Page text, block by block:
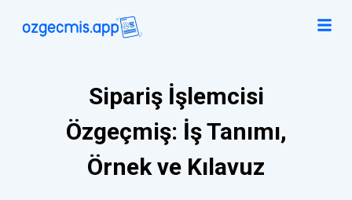
Sipariş İşlemcisi
Özgeçmiş: İş Tanımı,
Örnek ve Kılavuz